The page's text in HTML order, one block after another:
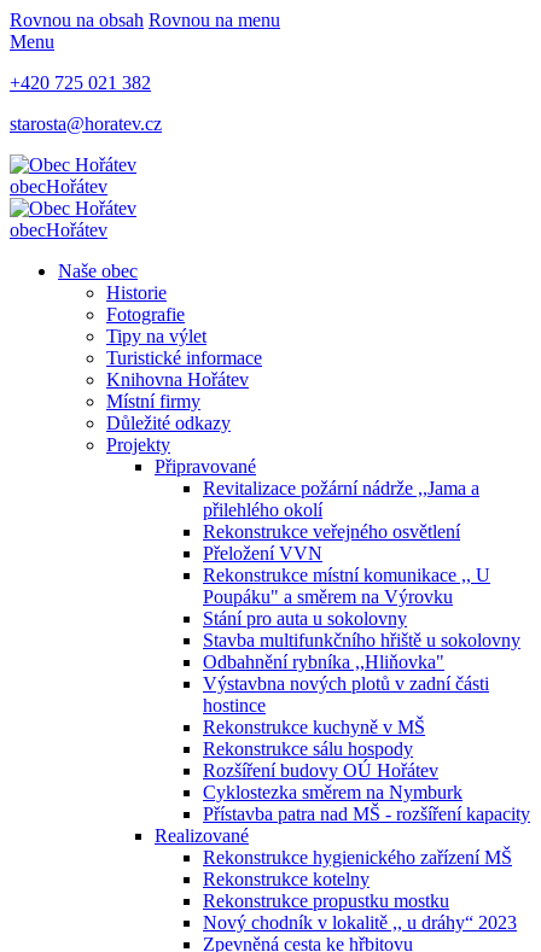
Rovnou na obsah Rovnou na menu
Menu
+420 725 021 382
starosta@horatev.cz
obecHořátev
obecHořátev
Naše obec
Historie
Fotografie
Tipy na výlet
Turistické informace
Knihovna Hořátev
Místní firmy
Důležité odkazy
Projekty
Připravované
Revitalizace požární nádrže ,,Jama a
přilehlého okolí
Rekonstrukce veřejného osvětlení
Přeložení VVN
Rekonstrukce místní komunikace ,, U
Poupáku" a směrem na Výrovku
Stání pro auta u sokolovny
Stavba multifunkčního hřiště u sokolovny
Odbahnění rybníka ,,Hliňovka"
Výstavbna nových plotů v zadní části
hostince
Rekonstrukce kuchyně v MŠ
Rekonstrukce sálu hospody
Rozšíření budovy OÚ Hořátev
Cyklostezka směrem na Nymburk
Přístavba patra nad MŠ - rozšíření kapacity
Realizované
Rekonstrukce hygienického zařízení MŠ
Rekonstrukce kotelny
Rekonstrukce propustku mostku
Nový chodník v lokalitě ,, u dráhy“ 2023
Zpevněná cesta ke hřbitovu